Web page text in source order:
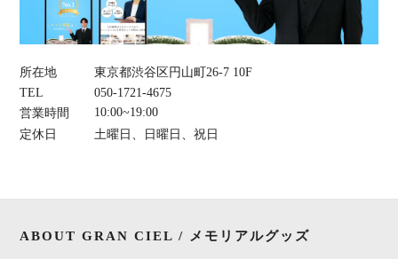
所在地
東京都渋谷区円山町26-7 10F
TEL
050-1721-4675
営業時間
10:00~19:00
定休日
土曜日、日曜日、祝日
ABOUT GRAN CIEL / メモリアルグッズ